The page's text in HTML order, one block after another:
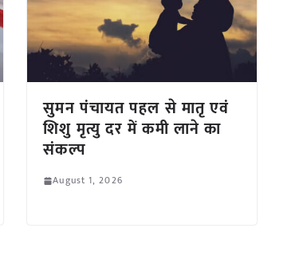
सुमन पंचायत पहल से मातृ एवं
शिशु मृत्यु दर में कमी लाने का
संकल्प
August 1, 2026